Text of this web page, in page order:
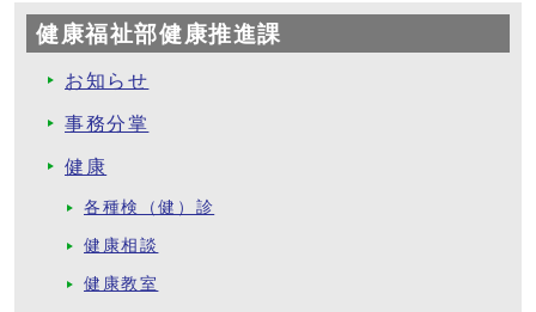
健康福祉部健康推進課
お知らせ
事務分掌
健康
各種検（健）診
健康相談
健康教室